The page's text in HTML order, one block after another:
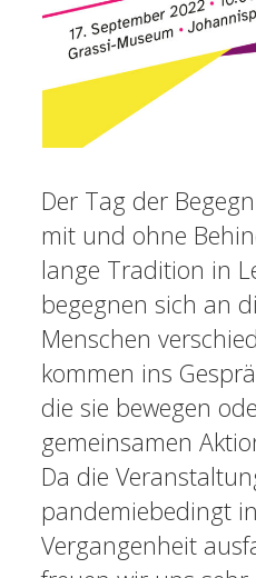
Der Tag der
mit und ohne
lange Tradition in
begegnen sich an
Menschen
kommen ins
die sie bewegen
gemeinsamen
Da die
pandemiebedingt
Vergangenheit